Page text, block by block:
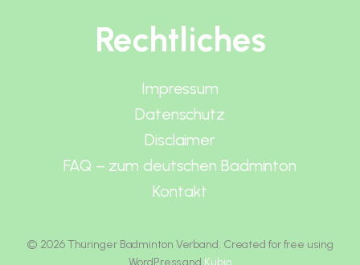
Rechtliches
Impressum
Datenschutz
Disclaimer
FAQ – zum deutschen Badminton
Kontakt
© 2026 Thüringer Badminton Verband. Created for free using
WordPress and Kubio